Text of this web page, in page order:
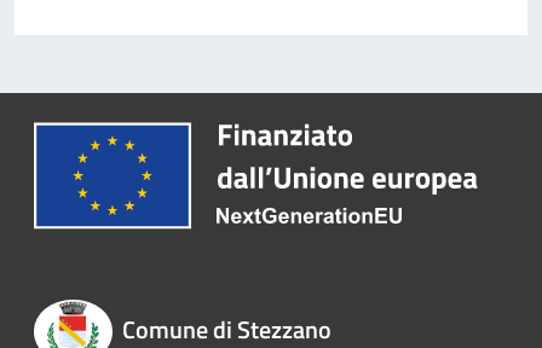
Comune di Stezzano